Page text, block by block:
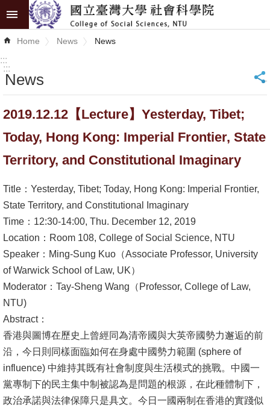
Skip to main content
Advanced
News
About
Internationalization
Alumni
Library
Home
NTU
SITEMAP
Home News News
:::
:::
News _
2019.12.12【Lecture】Yesterday, Tibet;
Today, Hong Kong: Imperial Frontier, State
Territory, and Constitutional Imaginary
Title：Yesterday, Tibet; Today, Hong Kong: Imperial Frontier,
State Territory, and Constitutional Imaginary
Time：12:30-14:00, Thu. December 12, 2019
Location：Room 108, College of Social Science, NTU
Speaker：Ming-Sung Kuo（Associate Professor, University
of Warwick School of Law, UK）
Moderator：Tay-Sheng Wang（Professor, College of Law,
NTU)
Abstract：
香港與圖博在歷史上曾經同為清帝國與大英帝國勢力邂逅的前
沿，今日則同樣面臨如何在身處中國勢力範圍 (sphere of
influence) 中維持其既有社會制度與生活模式的挑戰。中國一
黨專制下的民主集中制被認為是問題的根源，在此種體制下，
政治承諾與法律保障只是具文。今日一國兩制在香港的實踐似